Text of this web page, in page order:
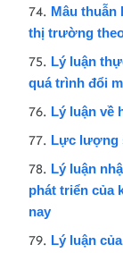
Mâu thuẫn
thị trường
Lý luận
quá trình đổi
Lý luận về
Lực lượng
Lý luận
phát triển của
nay
Lý luận